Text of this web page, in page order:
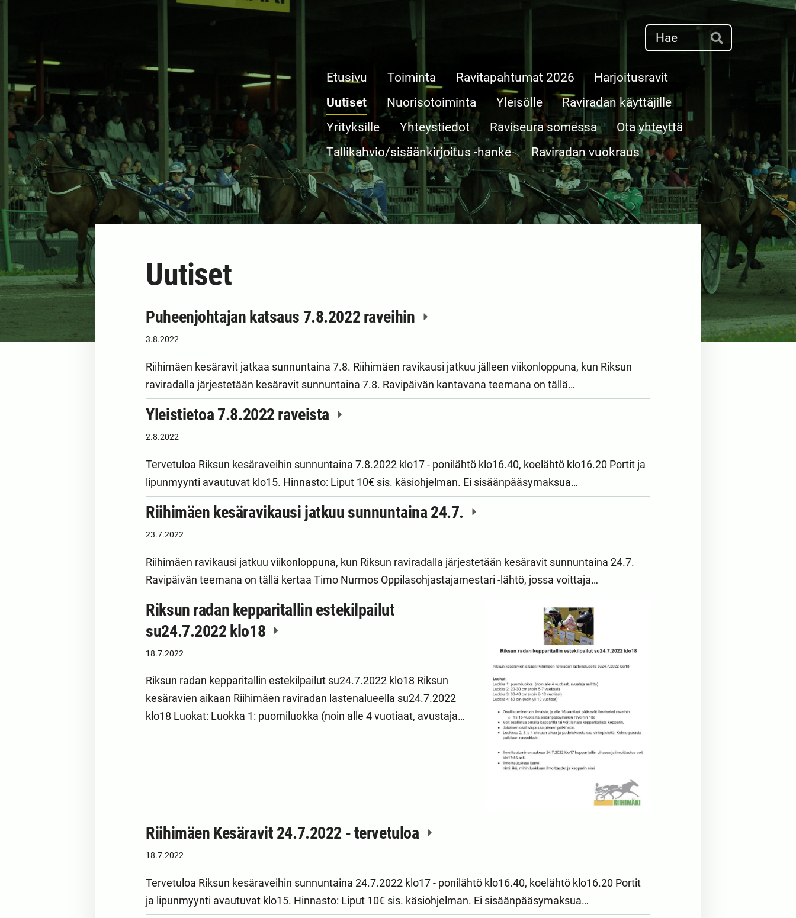
Hae
Etusivu Toiminta Ravitapahtumat 2026
Harjoitusravit
Uutiset
Nuorisotoiminta Yleisölle
Raviradan käyttäjille
Yrityksille
Yhteystiedot Raviseura somessa
Ota yhteyttä
Tallikahvio/sisäänkirjoitus -hanke
Raviradan vuokraus
Uutiset
Puheenjohtajan katsaus 7.8.2022 raveihin
3.8.2022
Riihimäen kesäravit jatkaa sunnuntaina 7.8. Riihimäen ravikausi jatkuu jälleen viikonloppuna, kun Riksun
raviradalla järjestetään kesäravit sunnuntaina 7.8. Ravipäivän kantavana teemana on tällä…
Yleistietoa 7.8.2022 raveista
2.8.2022
Tervetuloa Riksun kesäraveihin sunnuntaina 7.8.2022 klo17 - ponilähtö klo16.40, koelähtö klo16.20 Portit ja
lipunmyynti avautuvat klo15. Hinnasto: Liput 10€ sis. käsiohjelman. Ei sisäänpääsymaksua…
Riihimäen kesäravikausi jatkuu sunnuntaina 24.7.
23.7.2022
Riihimäen ravikausi jatkuu viikonloppuna, kun Riksun raviradalla järjestetään kesäravit sunnuntaina 24.7.
Ravipäivän teemana on tällä kertaa Timo Nurmos Oppilasohjastajamestari -lähtö, jossa voittaja…
Riksun radan kepparitallin estekilpailut
su24.7.2022 klo18
18.7.2022
Riksun radan kepparitallin estekilpailut su24.7.2022 klo18 Riksun
kesäravien aikaan Riihimäen raviradan lastenalueella su24.7.2022
klo18 Luokat: Luokka 1: puomiluokka (noin alle 4 vuotiaat, avustaja…
Riihimäen Kesäravit 24.7.2022 - tervetuloa
18.7.2022
Tervetuloa Riksun kesäraveihin sunnuntaina 24.7.2022 klo17 - ponilähtö klo16.40, koelähtö klo16.20 Portit
ja lipunmyynti avautuvat klo15. Hinnasto: Liput 10€ sis. käsiohjelman. Ei sisäänpääsymaksua…